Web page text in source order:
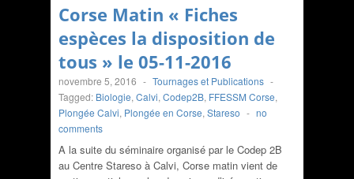
Corse Matin « Fiches
espèces la disposition de
tous » le 05-11-2016
novembre 5, 2016 - Tournages et Publications -
Tagged: Biologie, Calvi, Codep2B, FFESSM Corse,
Plongée Calvi, Plongée en Corse, Stareso - no
comments
A la suite du séminaire organisé par le Codep 2B
au Centre Stareso à Calvi, Corse matin vient de